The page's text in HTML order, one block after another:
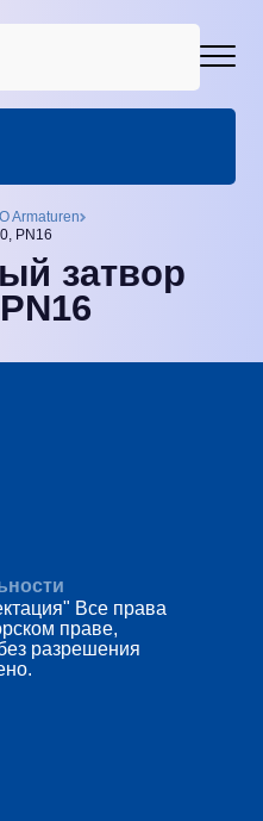
Armaturen
PN16
затвор
Все права
праве,
разрешения